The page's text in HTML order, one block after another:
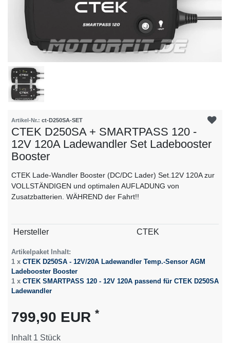
Artikel-Nr.: ct-D250SA-SET
CTEK D250SA + SMARTPASS 120 -
12V 120A Ladewandler Set Ladebooster
Booster
CTEK Lade-Wandler Booster (DC/DC Lader) Set.12V 120A zur
VOLLSTÄNDIGEN und optimalen AUFLADUNG von
Zusatzbatterien. WÄHREND der Fahrt!!
Technisches
Wert
Hersteller CTEK
Artikelpaket Inhalt:
1 x CTEK D250SA - 12V/20A Ladewandler Temp.-Sensor AGM
Ladebooster Booster
1 x CTEK SMARTPASS 120 - 12V 120A passend für CTEK D250SA
Ladewandler
799,90 EUR *
Inhalt 1 Stück